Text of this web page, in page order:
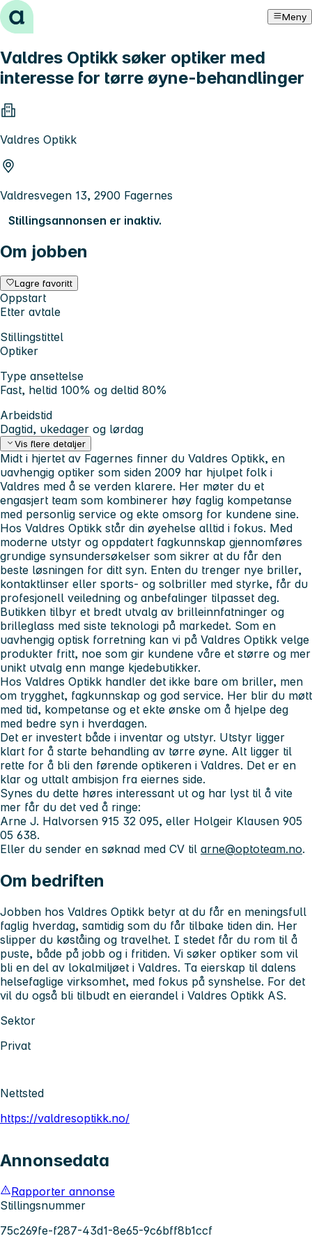
Hopp til innhold Meny
Valdres Optikk søker optiker med
interesse for tørre øyne-behandlinger
Valdres Optikk
Valdresvegen 13, 2900 Fagernes
Stillingsannonsen er inaktiv.
Om jobben
Lagre favoritt
Oppstart
Etter avtale
Stillingstittel
Optiker
Type ansettelse
Fast, heltid 100% og deltid 80%
Arbeidstid
Dagtid, ukedager og lørdag
Vis flere detaljer
Midt i hjertet av Fagernes finner du Valdres Optikk, en
uavhengig optiker som siden 2009 har hjulpet folk i
Valdres med å se verden klarere. Her møter du et
engasjert team som kombinerer høy faglig kompetanse
med personlig service og ekte omsorg for kundene sine.
Hos Valdres Optikk står din øyehelse alltid i fokus. Med
moderne utstyr og oppdatert fagkunnskap gjennomføres
grundige synsundersøkelser som sikrer at du får den
beste løsningen for ditt syn. Enten du trenger nye briller,
kontaktlinser eller sports- og solbriller med styrke, får du
profesjonell veiledning og anbefalinger tilpasset deg.
Butikken tilbyr et bredt utvalg av brilleinnfatninger og
brilleglass med siste teknologi på markedet. Som en
uavhengig optisk forretning kan vi på Valdres Optikk velge
produkter fritt, noe som gir kundene våre et større og mer
unikt utvalg enn mange kjedebutikker.
Hos Valdres Optikk handler det ikke bare om briller, men
om trygghet, fagkunnskap og god service. Her blir du møtt
med tid, kompetanse og et ekte ønske om å hjelpe deg
med bedre syn i hverdagen.
Det er investert både i inventar og utstyr. Utstyr ligger
klart for å starte behandling av tørre øyne. Alt ligger til
rette for å bli den førende optikeren i Valdres. Det er en
klar og uttalt ambisjon fra eiernes side.
Synes du dette høres interessant ut og har lyst til å vite
mer får du det ved å ringe:
Arne J. Halvorsen 915 32 095, eller Holgeir Klausen 905
05 638.
Eller du sender en søknad med CV til arne@optoteam.no.
Om bedriften
Jobben hos Valdres Optikk betyr at du får en meningsfull
faglig hverdag, samtidig som du får tilbake tiden din. Her
slipper du køståing og travelhet. I stedet får du rom til å
puste, både på jobb og i fritiden. Vi søker optiker som vil
bli en del av lokalmiljøet i Valdres. Ta eierskap til dalens
helsefaglige virksomhet, med fokus på synshelse. For det
vil du også bli tilbudt en eierandel i Valdres Optikk AS.
Sektor
Privat
Nettsted
https://valdresoptikk.no/
Annonsedata
Rapporter annonse
Stillingsnummer
75c269fe-f287-43d1-8e65-9c6bff8b1ccf